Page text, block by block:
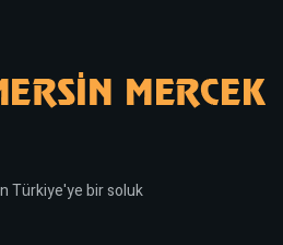
Türkiye'ye bir soluk